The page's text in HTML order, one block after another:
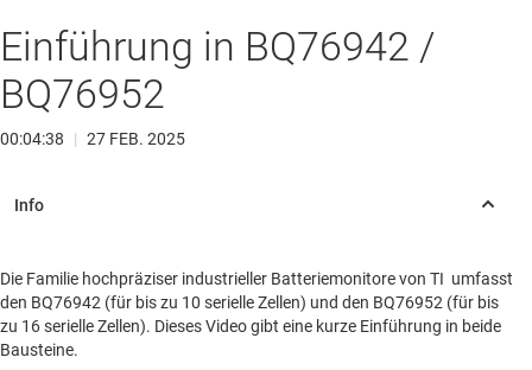
Video
Einführung in BQ76942 /
BQ76952
00:04:38 | 27 FEB. 2025
Die Familie hochpräziser industrieller Batteriemonitore von TI umfasst
den BQ76942 (für bis zu 10 serielle Zellen) und den BQ76952 (für bis
zu 16 serielle Zellen). Dieses Video gibt eine kurze Einführung in beide
Bausteine.